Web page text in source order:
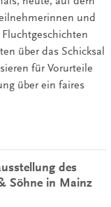
und
über das Schicksal
für Vorurteile
über ein faires
des
Söhne in Mainz